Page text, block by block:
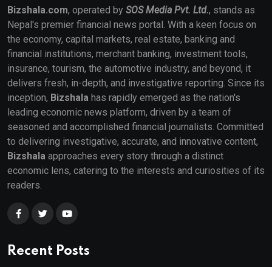
Bizshala.com, operated by SOS Media Pvt. Ltd., stands as
Nepal's premier financial news portal. With a keen focus on
the economy, capital markets, real estate, banking and
financial institutions, merchant banking, investment tools,
insurance, tourism, the automotive industry, and beyond, it
delivers fresh, in-depth, and investigative reporting. Since its
inception, Bizshala has rapidly emerged as the nation's
leading economic news platform, driven by a team of
seasoned and accomplished financial journalists. Committed
to delivering investigative, accurate, and innovative content,
Bizshala approaches every story through a distinct
economic lens, catering to the interests and curiosities of its
readers.
Recent Posts